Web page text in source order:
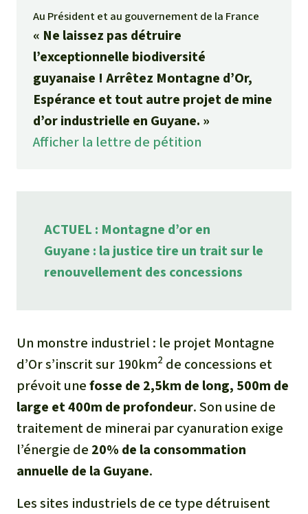
L'or
L'accaparement des terres
Le braconnage
Les barrages
Dans la presse
Au Président et au gouvernement de la France
« Ne laissez pas détruire
l’exceptionnelle biodiversité
guyanaise ! Arrêtez Montagne d’Or,
Espérance et tout autre projet de mine
d’or industrielle en Guyane. »
Afficher la lettre de pétition
ACTUEL : Montagne d’or en
Guyane : la justice tire un trait sur le
renouvellement des concessions
Un monstre industriel : le projet Montagne
d’Ors’inscrit sur 190km2 de concessions et
prévoit unefosse de 2,5km de long, 500m de
large et 400m de profondeur. Son usine de
traitement de minerai par cyanuration exige
l’énergie de 20% de la consommation
annuelle de la Guyane.
Les sites industriels de ce type détruisent